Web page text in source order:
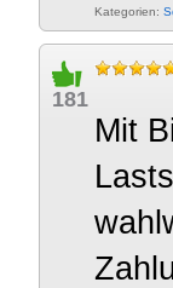
Kategorien:
181
Mit